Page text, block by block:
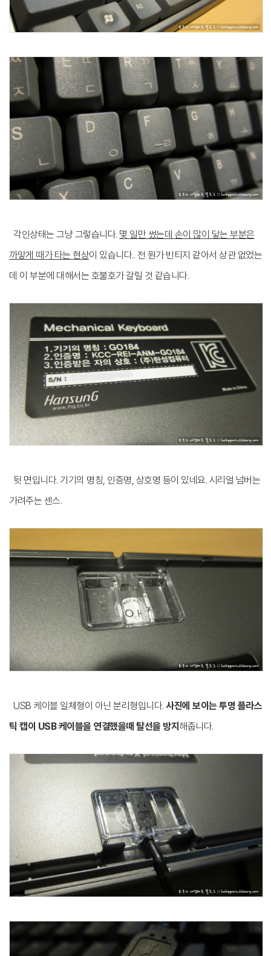
각인상태는 그냥 그렇습니다. 몇 일만 썼는데 손이 많이 닿는 부분은
까맣게 때가 타는 현상이 있습니다.. 전 뭔가 빈티지 같아서 상관 없었는
데 이 부분에 대해서는 호불호가 갈릴 것 같습니다.
뒷 면입니다. 기기의 명칭, 인증명, 상호명 등이 있네요. 시리얼 넘버는
가려주는 센스.
USB 케이블 일체형이 아닌 분리형입니다. 사진에 보이는 투명 플라스
틱 캡이 USB 케이블을 연결했을때 탈선을 방지 해줍니다.